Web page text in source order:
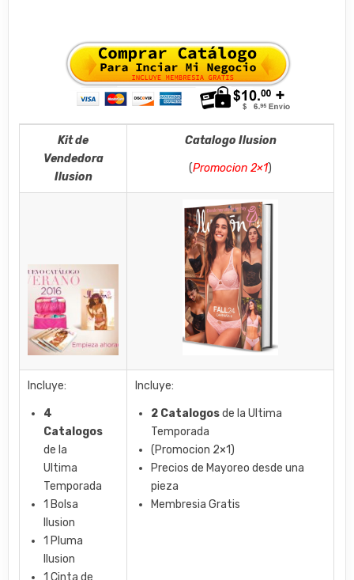
Kit de
Vendedora
Ilusion
Catalogo Ilusion
(Promocion 2×1)
Incluye:
4
Catalogos
de la
Ultima
Temporada
1 Bolsa
Ilusion
1 Pluma
Ilusion
1 Cinta de
Incluye:
2 Catalogosde la Ultima
Temporada
(Promocion 2×1)
Precios de Mayoreo desde una
pieza
Membresia Gratis